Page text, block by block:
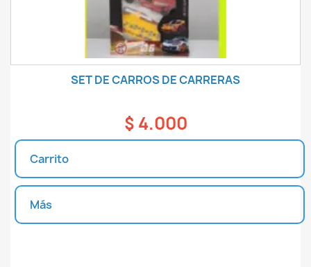
SET DE CARROS DE CARRERAS
$ 4.000
Carrito
Más